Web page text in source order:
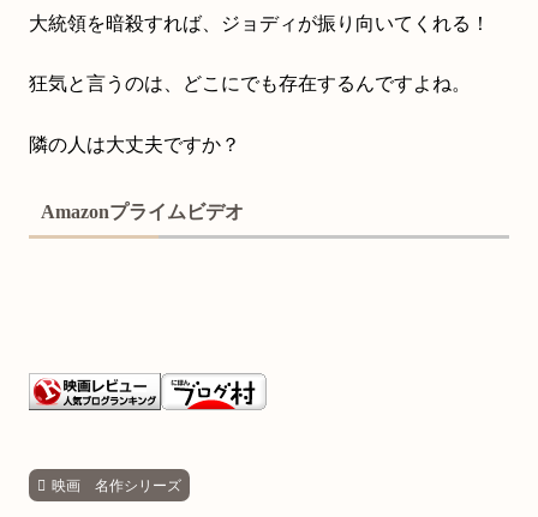
大統領を暗殺すれば、ジョディが振り向いてくれる！
狂気と言うのは、どこにでも存在するんですよね。
隣の人は大丈夫ですか？
Amazonプライムビデオ
映画 名作シリーズ